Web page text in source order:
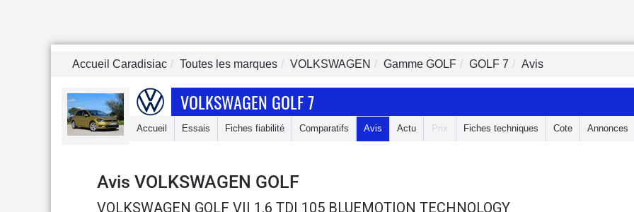
Accueil Caradisiac Toutes les marques VOLKSWAGEN Gamme GOLF GOLF 7 Avis
VOLKSWAGEN GOLF 7
Accueil Essais Fiches fiabilité Comparatifs Avis Actu Prix Fiches techniques Cote Annonces
Avis VOLKSWAGEN GOLF
VOLKSWAGEN GOLF VII 1.6 TDI 105 BLUEMOTION TECHNOLOGY